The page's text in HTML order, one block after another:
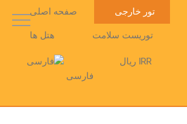
صفحه اصلی تور خارجی
هتل ها توریست سلامت
فارسی
IRR ریال